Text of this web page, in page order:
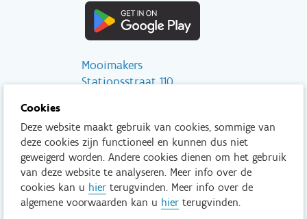
Mooimakers
Stationsstraat 110
info@mooimakers.be
015 28 41 56
Tenzij anders vermeld is het niet toegestaan om inhoud van deze
website te kopiëren, reproduceren, aan te passen en/of onder
een andere vorm te publiceren zonder voorafgaand en
Cookies
Deze website maakt gebruik van cookies, sommige van
deze cookies zijn functioneel en kunnen dus niet
geweigerd worden. Andere cookies dienen om het gebruik
van deze website te analyseren. Meer info over de
cookies kan u hier terugvinden. Meer info over de
algemene voorwaarden kan u hier terugvinden.